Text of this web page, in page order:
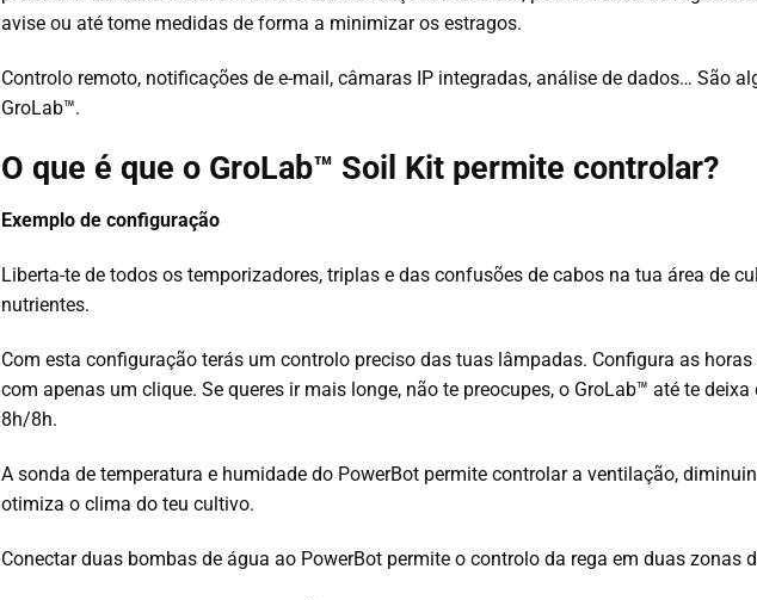
avise ou até tome medidas de forma a minimizar os estragos.
Controlo remoto, notificações de e-mail, câmaras IP integradas, análise de dados… São
GroLab™.
O que é que o GroLab™ Soil Kit permite controlar?
Exemplo de configuração
Liberta-te de todos os temporizadores, triplas e das confusões de cabos na tua área de
nutrientes.
Com esta configuração terás um controlo preciso das tuas lâmpadas. Configura as
com apenas um clique. Se queres ir mais longe, não te preocupes, o GroLab™ até te
8h/8h.
A sonda de temperatura e humidade do PowerBot permite controlar a ventilação,
otimiza o clima do teu cultivo.
Conectar duas bombas de água ao PowerBot permite o controlo da rega em duas